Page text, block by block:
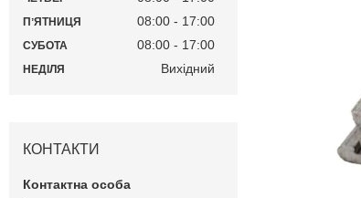
ПʼЯТНИЦЯ 08:00 17:00
СУБОТА 08:00 17:00
НЕДІЛЯ Вихідний
КОНТАКТИ